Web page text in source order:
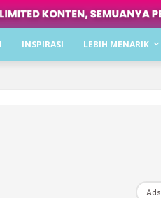
INSPIRASI LEBIH MENARIK
Ads